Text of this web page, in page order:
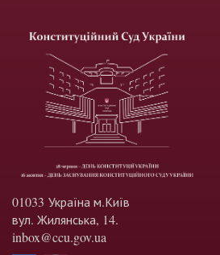
01033 Україна м.Київ
вул. Жилянська, 14.
inbox@ccu.gov.ua